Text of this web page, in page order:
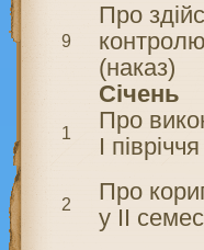
9
Про
(наказ)
Січень
1
Про
І півріччя
2
Про
у ІІ